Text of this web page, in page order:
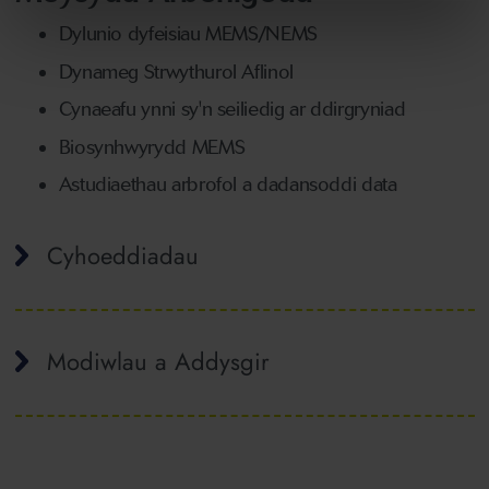
Dylunio dyfeisiau MEMS/NEMS
Dynameg Strwythurol Aflinol
Cynaeafu ynni sy'n seiliedig ar ddirgryniad
Biosynhwyrydd MEMS
Astudiaethau arbrofol a dadansoddi data
Cyhoeddiadau
Modiwlau a Addysgir